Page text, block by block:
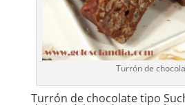
Turrón de
Turrón de chocolate tipo